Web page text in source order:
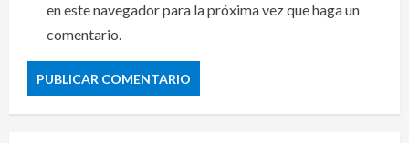
en este navegador para la próxima vez que haga un
comentario.